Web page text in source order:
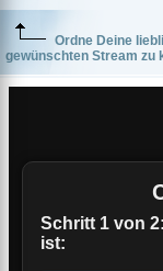
Ordne Deine
gewünschten Stream zu